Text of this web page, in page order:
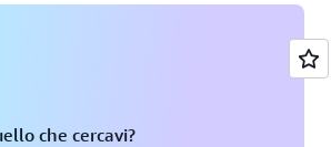
che cercavi?